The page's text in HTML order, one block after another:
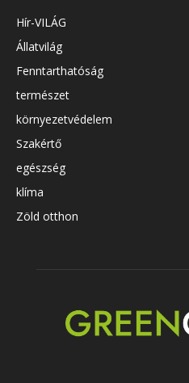
Hír-VILÁG
Állatvilág
Fenntarthatóság
természet
környezetvédelem
Szakértő
egészség
klíma
Zöld otthon